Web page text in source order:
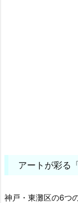
アートが彩る
神戸・東灘区の6つ